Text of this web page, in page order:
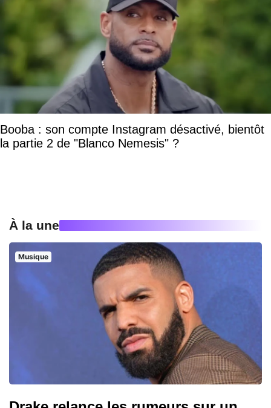
Booba : son compte Instagram désactivé, bientôt
la partie 2 de "Blanco Nemesis" ?
À la une
Musique